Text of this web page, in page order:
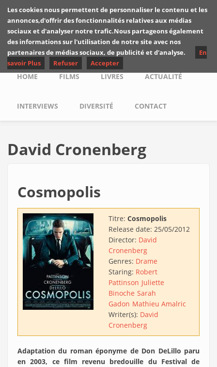
Skip to main content
Les critiques de
Yuyine
Main menu
HOME FILMS LIVRES ACTUALITÉ
INTERVIEWS DIVERSITÉ CONTACT
David Cronenberg
Cosmopolis
Titre: Cosmopolis
Release date: 25/05/2012
Director: David
Cronenberg
Genres: Drame
Staring: Robert
Pattinson Juliette
Binoche Sarah
Gadon Mathieu Amalric
Writer(s): David
Cronenberg
Adaptation du roman éponyme de Don DeLillo paru
en 2003, ce film revenu bredouille du Festival de
Les cookies nous permettent de personnaliser le contenu et les
annonces,d'offrir des fonctionnalités relatives aux médias
sociaux et d'analyser notre trafic.Nous partageons également
des informations sur l'utilisation de notre site avec nos
partenaires de médias sociaux, de publicité et d'analyse.
En
savoir Plus
Refuser Accepter